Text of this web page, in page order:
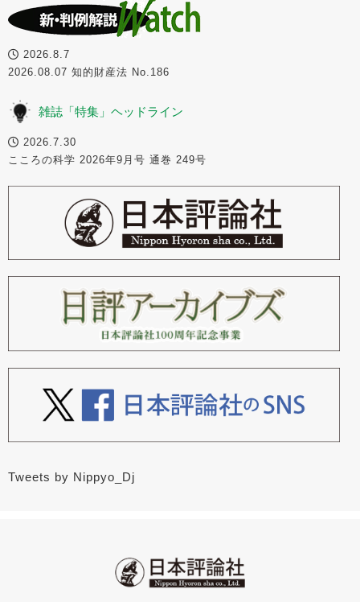
2026.8.7
2026.08.07 知的財産法 No.186
雑誌「特集」ヘッドライン
2026.7.30
こころの科学 2026年9月号 通巻 249号
Tweets by Nippyo_Dj